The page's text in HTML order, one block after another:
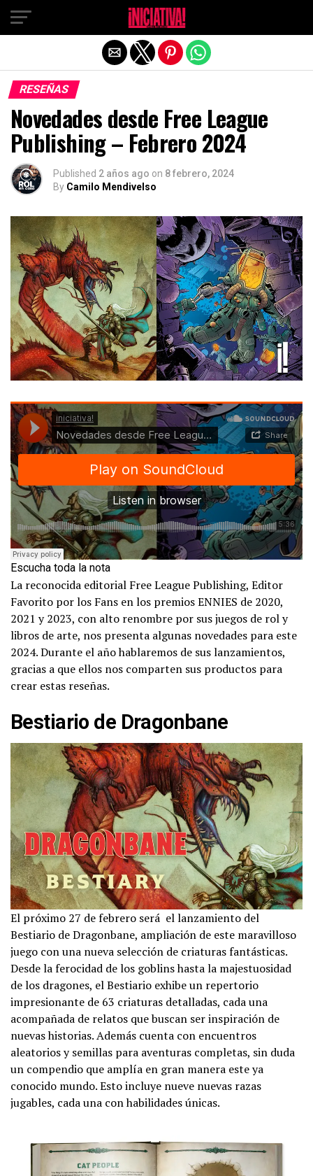
RESEÑAS
Novedades desde Free League
Publishing – Febrero 2024
Published 2 años ago on 8 febrero, 2024
By Camilo Mendivelso
Escucha toda la nota
La reconocida editorial Free League Publishing, Editor
Favorito por los Fans en los premios ENNIES de 2020,
2021 y 2023, con alto renombre por sus juegos de rol y
libros de arte, nos presenta algunas novedades para este
2024. Durante el año hablaremos de sus lanzamientos,
gracias a que ellos nos comparten sus productos para
crear estas reseñas.
Bestiario de Dragonbane
El próximo 27 de febrero será el lanzamiento del
Bestiario de Dragonbane, ampliación de este maravilloso
juego con una nueva selección de criaturas fantásticas.
Desde la ferocidad de los goblins hasta la majestuosidad
de los dragones, el Bestiario exhibe un repertorio
impresionante de 63 criaturas detalladas, cada una
acompañada de relatos que buscan ser inspiración de
nuevas historias. Además cuenta con encuentros
aleatorios y semillas para aventuras completas, sin duda
un compendio que amplía en gran manera este ya
conocido mundo. Esto incluye nueve nuevas razas
jugables, cada una con habilidades únicas.
Salir de la versión móvil